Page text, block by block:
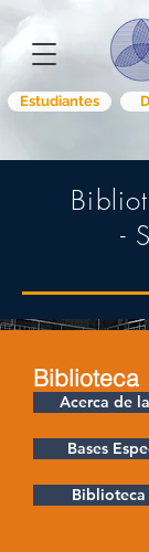
Estudiantes
-
Biblioteca
Acerca de
Bases
Biblioteca